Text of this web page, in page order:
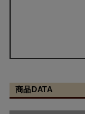
商品DATA